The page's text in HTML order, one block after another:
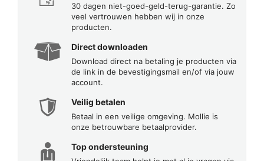
30 dagen niet-goed-geld-terug-garantie. Zo
veel vertrouwen hebben wij in onze
producten.
Direct downloaden
Download direct na betaling je producten via
de link in de bevestigingsmail en/of via jouw
account.
Veilig betalen
Betaal in een veilige omgeving. Mollie is
onze betrouwbare betaalprovider.
Top ondersteuning